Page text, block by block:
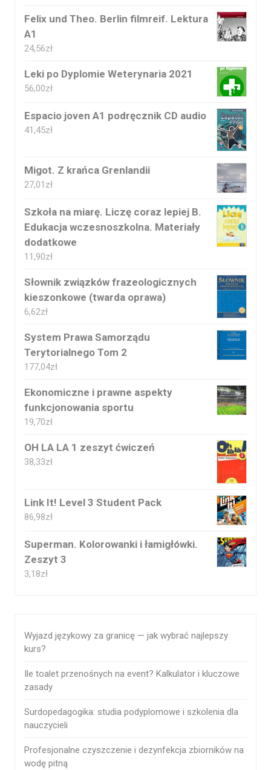
Felix und Theo. Berlin filmreif. Lektura
A1
24,56zł
Leki po Dyplomie Weterynaria 2021
56,00zł
Espacio joven A1 podręcznik CD audio
41,45zł
Migot. Z krańca Grenlandii
27,01 zł
Szkoła na miarę. Liczę coraz lepiej B.
Edukacja wczesnoszkolna. Materiały
dodatkowe
11,90zł
Słownik związków frazeologicznych
kieszonkowe (twarda oprawa)
6,62zł
System Prawa Samorządu
Terytorialnego Tom 2
177,04zł
Ekonomiczne i prawne aspekty
funkcjonowania sportu
19,70zł
OH LA LA 1 zeszyt ćwiczeń
38,33zł
Link It! Level 3 Student Pack
86,98zł
Superman. Kolorowanki i łamigłówki.
Zeszyt 3
3,18zł
Wyjazd językowy za granicę — jak wybrać najlepszy
kurs?
Ile toalet przenośnych na event? Kalkulator i kluczowe
zasady
Surdopedagogika: studia podyplomowe i szkolenia dla
nauczycieli
Profesjonalne czyszczenie i dezynfekcja zbiorników na
wodę pitną